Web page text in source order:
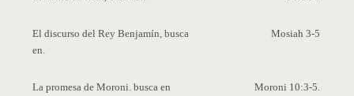
El discurso del Rey Benjamín, busca
en.
Mosiah 3-5
La promesa de Moroni. busca en Moroni 10:3-5.